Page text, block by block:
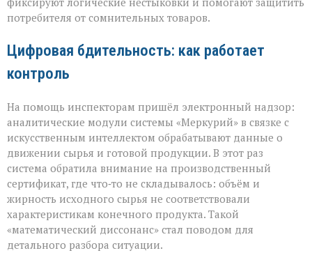
потребителя от сомнительных товаров.
Цифровая бдительность: как работает
контроль
На помощь инспекторам пришёл электронный надзор:
аналитические модули системы «Меркурий» в связке с
искусственным интеллектом обрабатывают данные о
движении сырья и готовой продукции. В этот раз
система обратила внимание на производственный
сертификат, где что‑то не складывалось: объём и
жирность исходного сырья не соответствовали
характеристикам конечного продукта. Такой
«математический диссонанс» стал поводом для
детального разбора ситуации.